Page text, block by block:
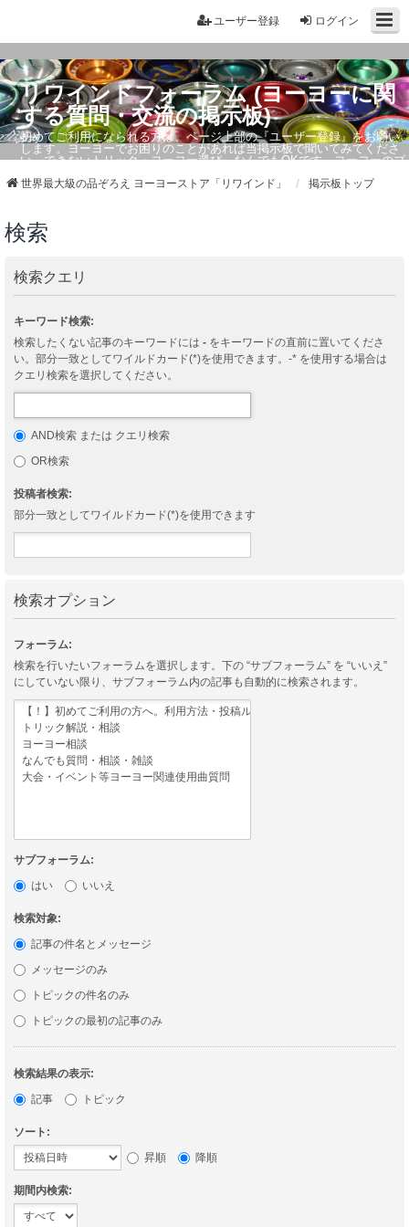
ログイン
ユーザー登録
リワインドフォーラム (ヨーヨーに関
する質問・交流の掲示板)
初めてご利用になられる方は、ページ上部の『ユーザー登録』をお願い
します。ヨーヨーでお困りのことがあれば当掲示板で聞いてみてくださ
い。できないトリック・ヨーヨー選び、なんでもOKです。ヨーヨーのプ
世界最大級の品ぞろえ ヨーヨーストア「リワインド」 掲示板トップ
検索
検索クエリ
キーワード検索:
検索したくない記事のキーワードには - をキーワードの直前に置いてくださ
い。部分一致としてワイルドカード(*)を使用できます。-* を使用する場合は
クエリ検索を選択してください。
AND検索 または クエリ検索
OR検索
投稿者検索:
部分一致としてワイルドカード(*)を使用できます
検索オプション
フォーラム:
検索を行いたいフォーラムを選択します。下の “サブフォーラム” を “いいえ”
にしていない限り、サブフォーラム内の記事も自動的に検索されます。
サブフォーラム:
はい
いいえ
検索対象:
記事の件名とメッセージ
メッセージのみ
トピックの件名のみ
トピックの最初の記事のみ
検索結果の表示:
記事
トピック
ソート:
昇順
降順
期間内検索: